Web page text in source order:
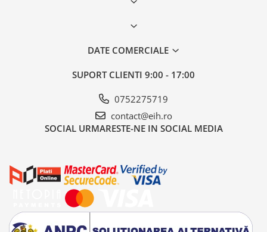
DATE COMERCIALE
SUPORT CLIENTI 9:00 - 17:00
0752275719
contact@eih.ro
SOCIAL URMARESTE-NE IN SOCIAL MEDIA